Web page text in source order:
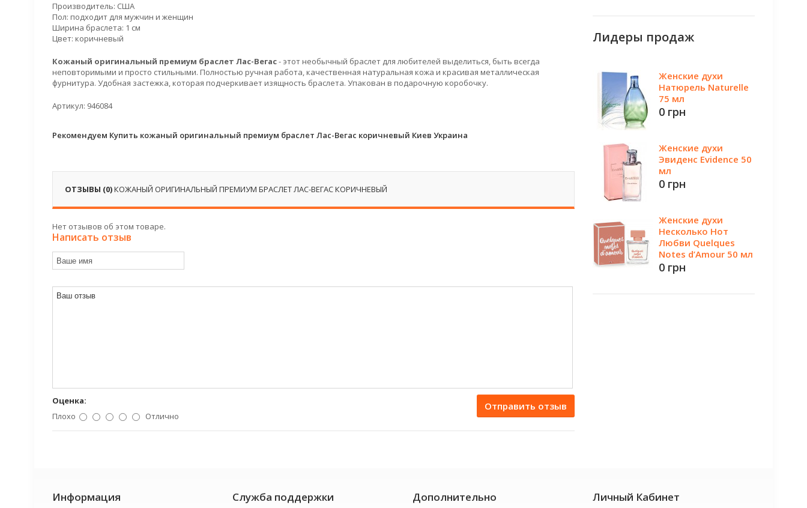
Производитель: США
Пол: подходит для мужчин и женщин
Ширина браслета: 1 см
Цвет: коричневый
Кожаный оригинальный премиум браслет Лас-Вегас- этот необычный браслет для любителей выделиться, быть всегда
неповторимыми и просто стильными. Полностью ручная работа, качественная натуральная кожа и красивая металлическая
фурнитура. Удобная застежка, которая подчеркивает изящность браслета. Упакован в подарочную коробочку.
Артикул: 946084
Рекомендуем Купить кожаный оригинальный премиум браслет Лас-Вегас коричневый Киев Украина
ОТЗЫВЫ (0)КОЖАНЫЙ ОРИГИНАЛЬНЫЙ ПРЕМИУМ БРАСЛЕТ ЛАС-ВЕГАС КОРИЧНЕВЫЙ
Нет отзывов об этом товаре.
Написать отзыв
Отправить отзыв
Оценка:
Плохо
Отлично
Лидеры продаж
Женские духи
Натюрель Naturelle
75 мл
0 грн
Женские духи
Эвиденс Evidence 50
мл
0 грн
Женские духи
Несколько Нот
Любви Quelques
Notes d’Amour 50 мл
0 грн
Информация Служба поддержки Дополнительно Личный Кабинет